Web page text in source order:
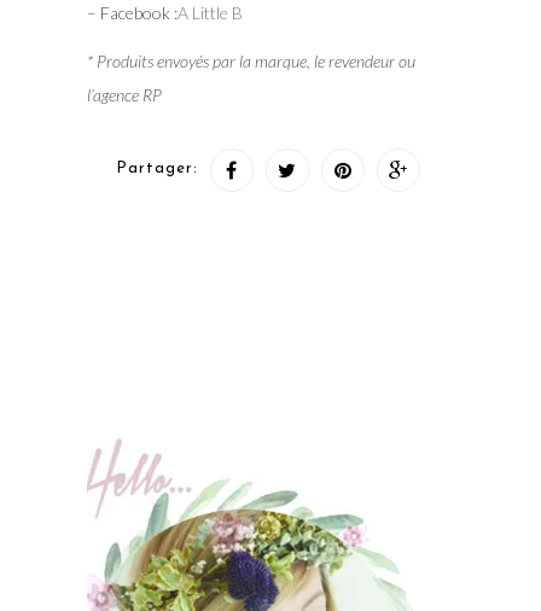
– Facebook :A Little B
* Produits envoyés par la marque, le revendeur ou
l’agence RP
Partager: